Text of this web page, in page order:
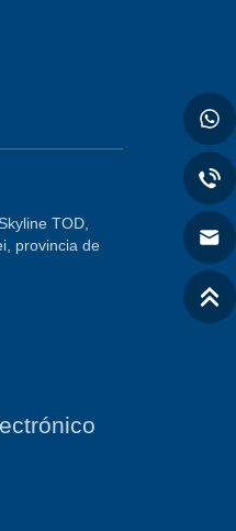
TOD,
provincia de